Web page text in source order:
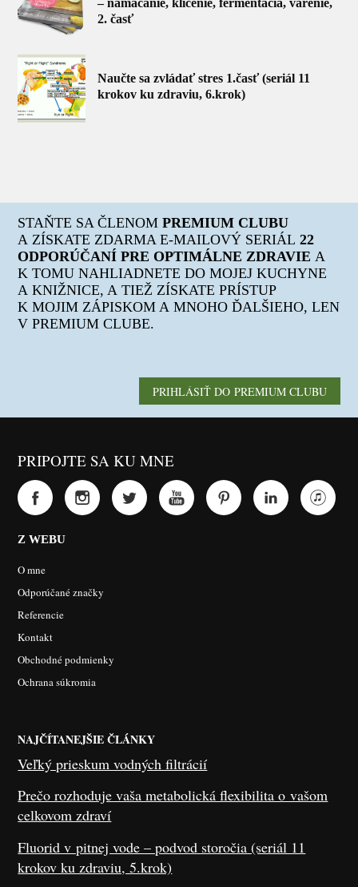
– namáčanie, klíčenie, fermentácia, varenie,
2. časť
Naučte sa zvládať stres 1.časť (seriál 11
krokov ku zdraviu, 6.krok)
STAŇTE SA ČLENOMPREMIUM CLUBU
A ZÍSKATE ZDARMA E-MAILOVÝ SERIÁL22
ODPORÚČANÍ PRE OPTIMÁLNE ZDRAVIE A
K TOMU NAHLIADNETE DO MOJEJ KUCHYNE
A KNIŽNICE, A TIEŽ ZÍSKATE PRÍSTUP
K MOJIM ZÁPISKOM A MNOHO ĎALŠIEHO, LEN
V PREMIUM CLUBE.
PRIHLÁSIŤ DO PREMIUM CLUBU
PRIPOJTE SA KU MNE
Z WEBU
O mne
Odporúčané značky
Referencie
Kontakt
Obchodné podmienky
Ochrana súkromia
NAJČÍTANEJŠIE ČLÁNKY
Veľký prieskum vodných filtrácií
Prečo rozhoduje vaša metabolická flexibilita o vašom
celkovom zdraví
Fluorid v pitnej vode – podvod storočia (seriál 11
krokov ku zdraviu, 5.krok)